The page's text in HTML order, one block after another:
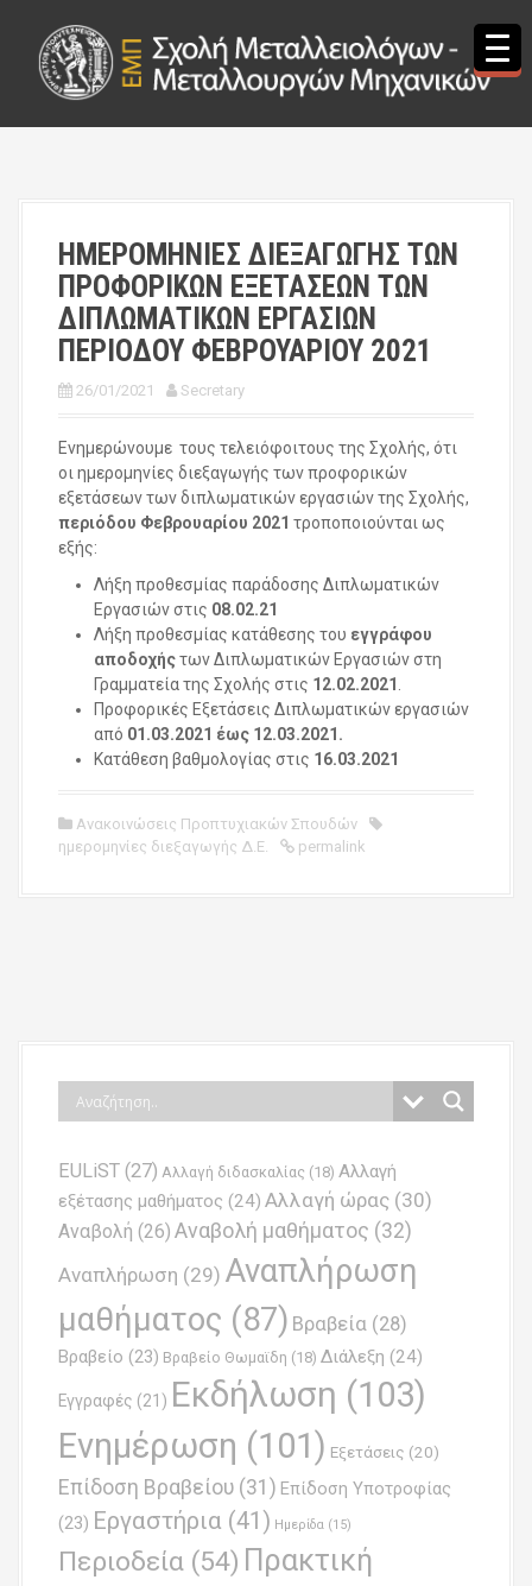
ΗΜΕΡΟΜΗΝΙΕΣ ΔΙΕΞΑΓΩΓΗΣ ΤΩΝ
ΠΡΟΦΟΡΙΚΩΝ ΕΞΕΤΑΣΕΩΝ ΤΩΝ
ΔΙΠΛΩΜΑΤΙΚΩΝ ΕΡΓΑΣΙΩΝ
ΠΕΡΙΟΔΟΥ ΦΕΒΡΟΥΑΡΙΟΥ 2021
26/01/2021 Secretary
Ενημερώνουμε τους τελειόφοιτους της Σχολής, ότι
oι ημερομηνίες διεξαγωγής των προφορικών
εξετάσεων των διπλωματικών εργασιών της Σχολής,
περιόδου Φεβρουαρίου 2021 τροποποιούνται ως
εξής:
Λήξη προθεσμίας παράδοσης Διπλωματικών
Εργασιών στις 08.02.21
Λήξη προθεσμίας κατάθεσης του εγγράφου
αποδοχήςτων Διπλωματικών Εργασιών στη
Γραμματεία της Σχολής στις 12.02.2021
Προφορικές Εξετάσεις Διπλωματικών εργασιών
από 01.03.2021 έως 12.03.2021.
Κατάθεση βαθμολογίας στις 16.03.2021
Ανακοινώσεις Προπτυχιακών Σπουδών
ημερομηνίες διεξαγωγής Δ.Ε.
permalink
EULiST (27) Αλλαγή διδασκαλίας (18) Αλλαγή
εξέτασης μαθήματος (24) Αλλαγή ώρας (30)
Αναβολή (26) Αναβολή μαθήματος (32)
Αναπλήρωση (29) Αναπλήρωση
μαθήματος (87) Βραβεία (28)
Βραβείο (23) Βραβείο Θωμαϊδη (18) Διάλεξη (24)
Εγγραφές (21) Εκδήλωση (103)
Ενημέρωση (101) Εξετάσεις (20)
Επίδοση Βραβείου (31) Επίδοση Υποτροφίας
(23) Εργαστήρια (41) Ημερίδα (15)
Περιοδεία (54) Πρακτική